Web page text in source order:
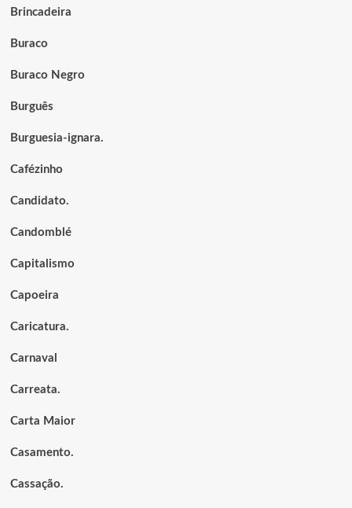
Brincadeira
Buraco
Buraco Negro
Burguês
Burguesia-ignara.
Cafézinho
Candidato.
Candomblé
Capitalismo
Capoeira
Caricatura.
Carnaval
Carreata.
Carta Maior
Casamento.
Cassação.